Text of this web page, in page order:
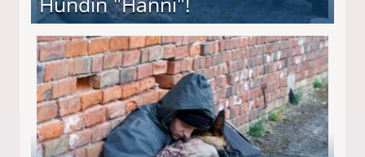
entführten seine Hündin "Hanni"!